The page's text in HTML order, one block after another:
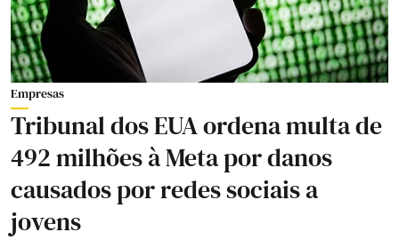
Empresas
Tribunal dos EUA ordena multa de
492 milhões à Meta por danos
causados por redes sociais a
jovens